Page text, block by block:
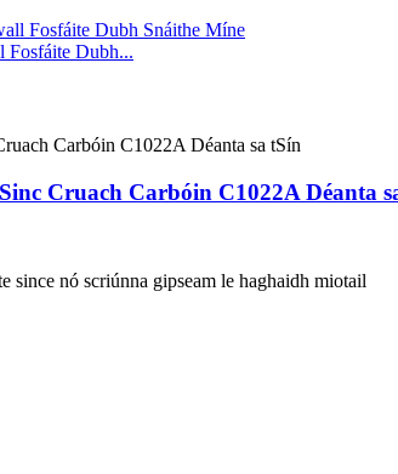
Fosfáite Dubh...
Cruach Carbóin C1022A Déanta
since nó scriúnna gipseam le haghaidh miotail